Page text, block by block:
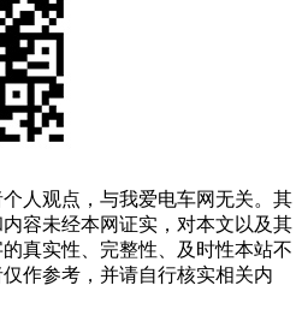
人观点，与我爱电车网无关。其
容未经本网证实，对本文以及其
真实性、完整性、及时性本站不
作参考，并请自行核实相关内